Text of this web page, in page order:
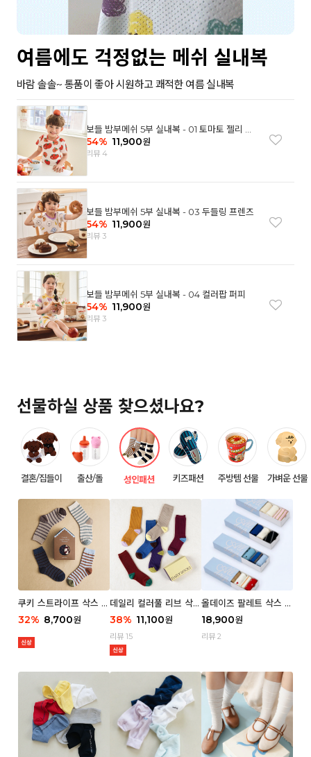
여름에도 걱정없는 메쉬 실내복
바람 솔솔~ 통품이 좋아 시원하고 쾌적한 여름 실내복
보들 밤부메쉬 5부 실내복 - 01 토마토 젤리 베
어
54% 11,900원
리뷰 4
보들 밤부메쉬 5부 실내복 - 03 두들링 프렌즈
54% 11,900원
리뷰 3
보들 밤부메쉬 5부 실내복 - 04 컬러팝 퍼피
54% 11,900원
리뷰 3
선물하실 상품 찾으셨나요?
결혼/집들이 출산/돌 성인패션 키즈패션 주방템 선물 가벼운 선물
쿠키 스트라이프 삭스 우
먼 2P
32% 8,700원
데일리 컬러풀 리브 삭스
우먼 3P 세트
38% 11,100원
리뷰 15
올데이즈 팔레트 삭스 우
먼 5P
18,900원
리뷰 2